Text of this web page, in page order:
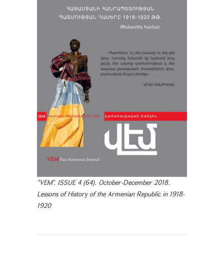
"VEM". ISSUE 4 (64). October-December 2018.
Lessons of History of the Armenian Republic in 1918-
1920